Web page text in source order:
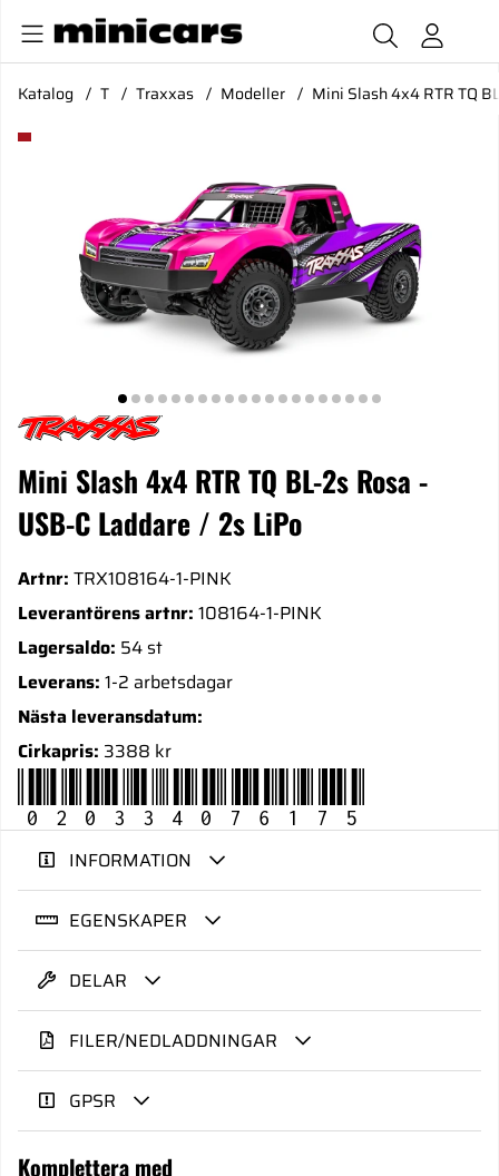
Katalog T Traxxas Modeller Mini Slash 4x4 RTR TQ
Produktbilder Mini Slash 4x4 RTR TQ BL-2s Rosa - USB-C
Mini Slash 4x4 RTR TQ BL-2s Rosa -
USB-C Laddare / 2s LiPo
Artnr: TRX108164-1-PINK
Leverantörens artnr: 108164-1-PINK
Lagersaldo: 54 st
Leverans: 1-2 arbetsdagar
Nästa leveransdatum:
Cirkapris: 3388 kr
020334076175
INFORMATION
EGENSKAPER
DELAR
FILER/NEDLADDNINGAR
GPSR
Komplettera med